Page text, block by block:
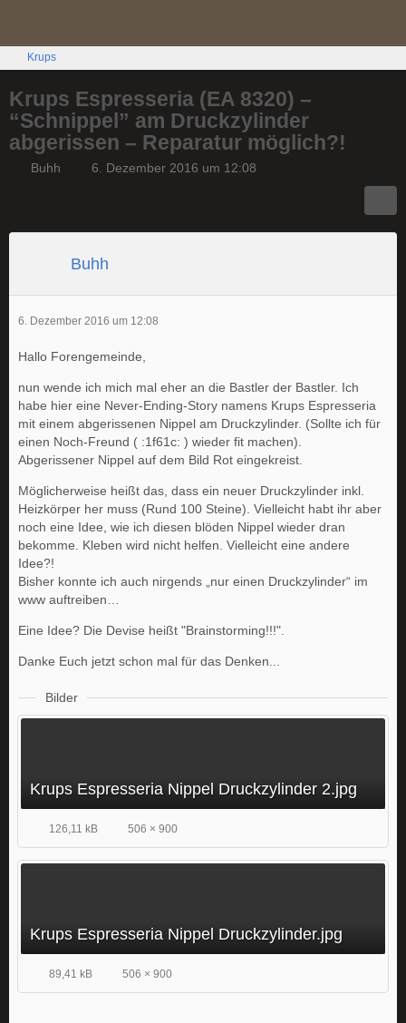
Krups
Krups Espresseria (EA 8320) –
“Schnippel” am Druckzylinder
abgerissen – Reparatur möglich?!
Buhh 6. Dezember 2016 um 12:08
Buhh
6. Dezember 2016 um 12:08
Hallo Forengemeinde,
nun wende ich mich mal eher an die Bastler der Bastler. Ich
habe hier eine Never-Ending-Story namens Krups Espresseria
mit einem abgerissenen Nippel am Druckzylinder. (Sollte ich für
einen Noch-Freund ( :1f61c: ) wieder fit machen).
Abgerissener Nippel auf dem Bild Rot eingekreist.
Möglicherweise heißt das, dass ein neuer Druckzylinder inkl.
Heizkörper her muss (Rund 100 Steine). Vielleicht habt ihr aber
noch eine Idee, wie ich diesen blöden Nippel wieder dran
bekomme. Kleben wird nicht helfen. Vielleicht eine andere
Idee?!
Bisher konnte ich auch nirgends „nur einen Druckzylinder“ im
www auftreiben…
Eine Idee? Die Devise heißt "Brainstorming!!!".
Danke Euch jetzt schon mal für das Denken...
Bilder
Krups Espresseria Nippel Druckzylinder 2.jpg
126,11 kB 506 × 900
Krups Espresseria Nippel Druckzylinder.jpg
89,41 kB 506 × 900